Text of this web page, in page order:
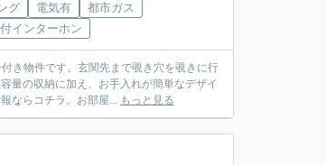
グ
電気有
都市ガス
インターホン
き物件です。玄関先まで覗き穴を覗きに行
量の収納に加え、お手入れが簡単なデザイ
ならコチラ。お部屋... もっと見る